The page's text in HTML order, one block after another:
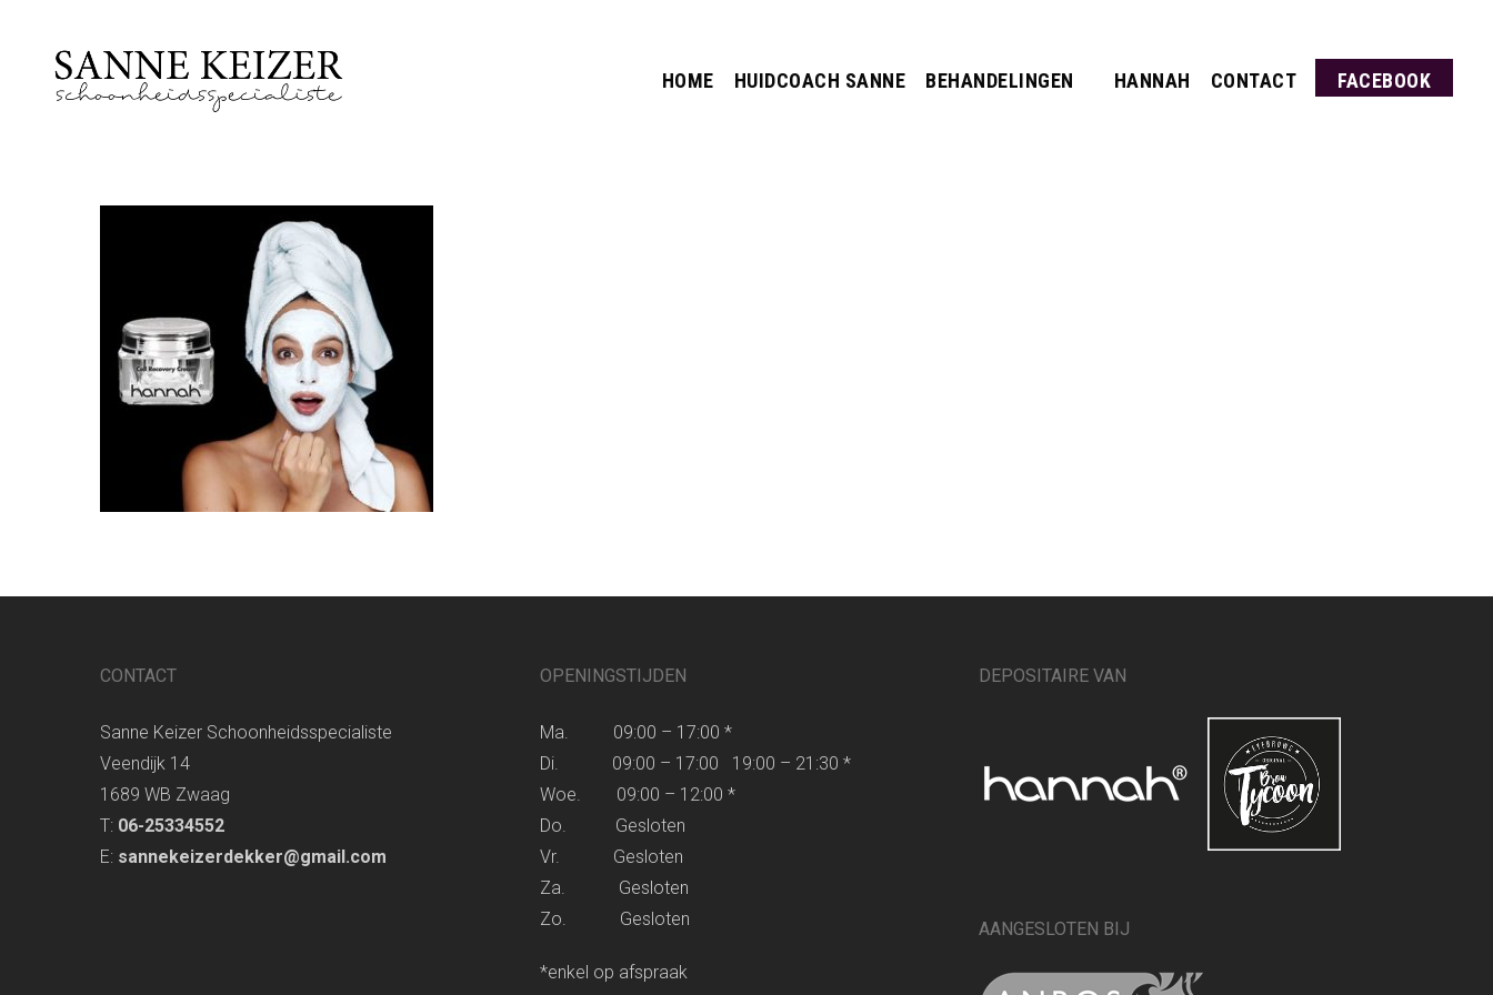
HOME HUIDCOACH SANNE BEHANDELINGEN HANNAH CONTACT FACEBOOK
CONTACT
Sanne Keizer Schoonheidsspecialiste
Veendijk 14
1689 WB Zwaag
T: 06-25334552
E: sannekeizerdekker@gmail.com
OPENINGSTIJDEN
Ma. 09:00 – 17:00 *
Di. 09:00 – 17:00 19:00 – 21:30 *
Woe. 09:00 – 12:00 *
Do. Gesloten
Vr. Gesloten
Za. Gesloten
Zo. Gesloten
*enkel op afspraak
DEPOSITAIRE VAN
AANGESLOTEN BIJ